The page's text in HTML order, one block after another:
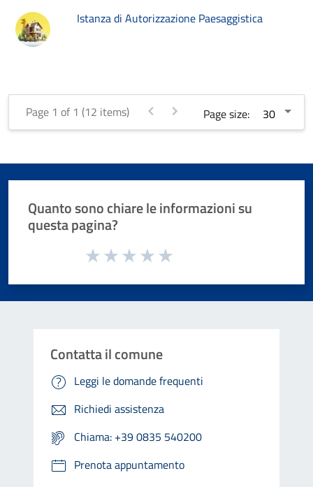
Istanza di Autorizzazione Paesaggistica
Page 1 of 1 (12 items) Page size:
Quanto sono chiare le informazioni su
questa pagina?
Valuta da 1 a 5 stelle la pagina
Contatta il comune
Leggi le domande frequenti
Richiedi assistenza
Chiama: +39 0835 540200
Prenota appuntamento